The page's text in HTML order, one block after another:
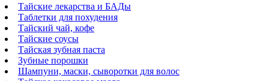
Тайские лекарства и БАДы
Таблетки для похудения
Тайский чай, кофе
Тайские соусы
Тайская зубная паста
Зубные порошки
Шампуни, маски, сыворотки для волос